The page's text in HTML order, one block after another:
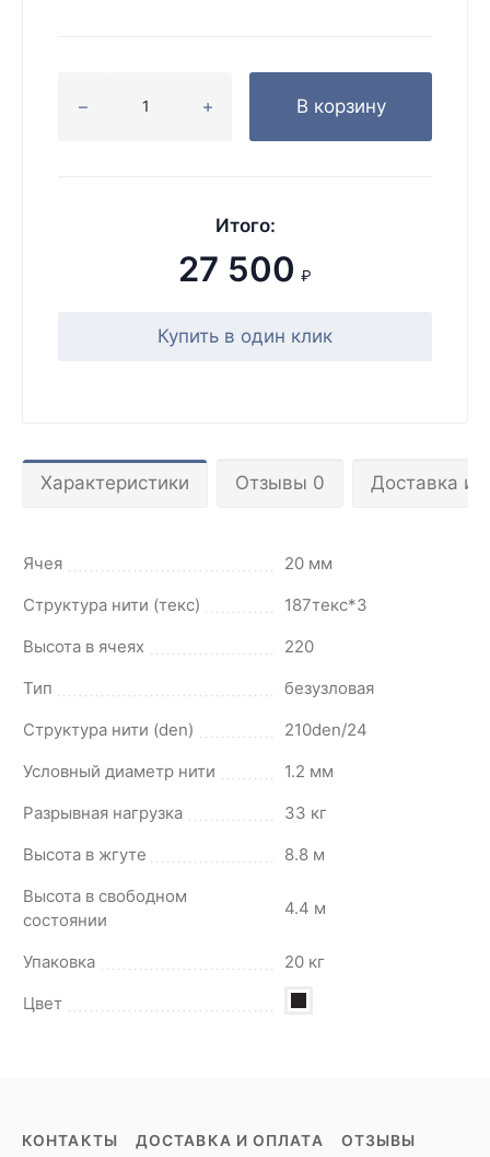
В корзину
Итого:
27 500 ₽
Купить в один клик
Характеристики Отзывы 0 Доставка и
Ячея
20 мм
Структура нити (текс)
187текс*3
Высота в ячеях
220
Тип
безузловая
Структура нити (den)
210den/24
Условный диаметр нити
1.2 мм
Разрывная нагрузка
33 кг
Высота в жгуте
8.8 м
Высота в свободном
состоянии
4.4 м
Упаковка
20 кг
Цвет
КОНТАКТЫ ДОСТАВКА И ОПЛАТА ОТЗЫВЫ